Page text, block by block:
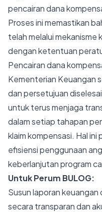
pencairan dana
Proses ini memastikan
telah melalui
dengan ketentuan
Pencairan dana
Kementerian Keuangan
dan persetujuan
untuk terus menjaga
dalam setiap tahapan
klaim kompensasi. Hal
efisiensi penggunaan
keberlanjutan program
Untuk Perum BULOG:
Susun laporan
secara transparan dan